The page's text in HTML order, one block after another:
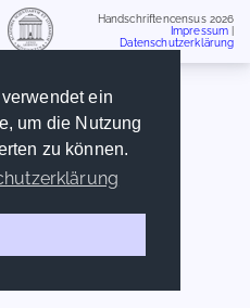
ein
um die Nutzung
zu können.
Handschriftencensus 2026
Impressum
Datenschutzerklärung